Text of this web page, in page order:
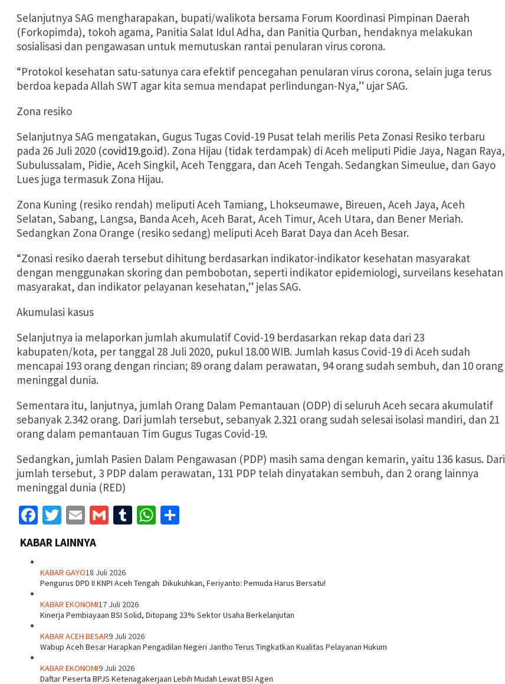
Selanjutnya SAG mengharapakan, bupati/walikota bersama Forum Koordinasi Pimpinan Daerah
(Forkopimda), tokoh agama, Panitia Salat Idul Adha, dan Panitia Qurban, hendaknya melakukan
sosialisasi dan pengawasan untuk memutuskan rantai penularan virus corona.
“Protokol kesehatan satu-satunya cara efektif pencegahan penularan virus corona, selain juga terus
berdoa kepada Allah SWT agar kita semua mendapat perlindungan-Nya,” ujar SAG.
Zona resiko
Selanjutnya SAG mengatakan, Gugus Tugas Covid-19 Pusat telah merilis Peta Zonasi Resiko terbaru
pada 26 Juli 2020 (covid19.go.id). Zona Hijau (tidak terdampak) di Aceh meliputi Pidie Jaya, Nagan Raya,
Subulussalam, Pidie, Aceh Singkil, Aceh Tenggara, dan Aceh Tengah. Sedangkan Simeulue, dan Gayo
Lues juga termasuk Zona Hijau.
Zona Kuning (resiko rendah) meliputi Aceh Tamiang, Lhokseumawe, Bireuen, Aceh Jaya, Aceh
Selatan, Sabang, Langsa, Banda Aceh, Aceh Barat, Aceh Timur, Aceh Utara, dan Bener Meriah.
Sedangkan Zona Orange (resiko sedang) meliputi Aceh Barat Daya dan Aceh Besar.
“Zonasi resiko daerah tersebut dihitung berdasarkan indikator-indikator kesehatan masyarakat
dengan menggunakan skoring dan pembobotan, seperti indikator epidemiologi, surveilans kesehatan
masyarakat, dan indikator pelayanan kesehatan,” jelas SAG.
Akumulasi kasus
Selanjutnya ia melaporkan jumlah akumulatif Covid-19 berdasarkan rekap data dari 23
kabupaten/kota, per tanggal 28 Juli 2020, pukul 18.00 WIB. Jumlah kasus Covid-19 di Aceh sudah
mencapai 193 orang dengan rincian; 89 orang dalam perawatan, 94 orang sudah sembuh, dan 10 orang
meninggal dunia.
Sementara itu, lanjutnya, jumlah Orang Dalam Pemantauan (ODP) di seluruh Aceh secara akumulatif
sebanyak 2.342 orang. Dari jumlah tersebut, sebanyak 2.321 orang sudah selesai isolasi mandiri, dan 21
orang dalam pemantauan Tim Gugus Tugas Covid-19.
Sedangkan, jumlah Pasien Dalam Pengawasan (PDP) masih sama dengan kemarin, yaitu 136 kasus. Dari
jumlah tersebut, 3 PDP dalam perawatan, 131 PDP telah dinyatakan sembuh, dan 2 orang lainnya
meninggal dunia (RED)
Facebook
Twitter
EmailGmailTumblrWhatsApp
KABAR LAINNYA
KABAR GAYO18 Juli 2026
‎Pengurus DPD II KNPI Aceh Tengah Dikukuhkan, Feriyanto: Pemuda Harus Bersatu!
KABAR EKONOMI17 Juli 2026
Kinerja Pembiayaan BSI Solid, Ditopang 23% Sektor Usaha Berkelanjutan
KABAR ACEH BESAR9 Juli 2026
Wabup Aceh Besar Harapkan Pengadilan Negeri Jantho Terus Tingkatkan Kualitas Pelayanan Hukum
KABAR EKONOMI9 Juli 2026
Daftar Peserta BPJS Ketenagakerjaan Lebih Mudah Lewat BSI Agen